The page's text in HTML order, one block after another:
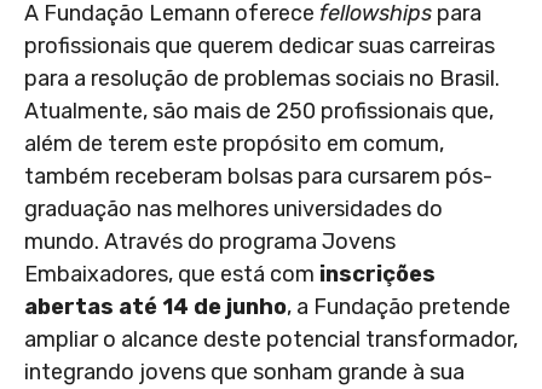
A Fundação Lemann oferece fellowships para
profissionais que querem dedicar suas carreiras
para a resolução de problemas sociais no Brasil.
Atualmente, são mais de 250 profissionais que,
além de terem este propósito em comum,
também receberam bolsas para cursarem pós-
graduação nas melhores universidades do
mundo. Através do programa Jovens
Embaixadores, que está com inscrições
abertas até 14 de junho, a Fundação pretende
ampliar o alcance deste potencial transformador,
integrando jovens que sonham grande à sua